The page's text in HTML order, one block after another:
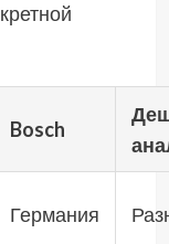
Bosch
Германия